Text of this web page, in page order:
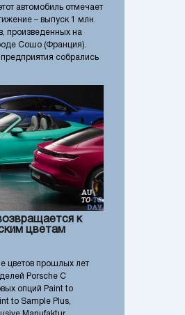
автомобиль отмечает
– выпуск 1 млн.
произведенных на
Сошо (Франция).
собрались
к
цветам
цветов прошлых лет
Porsche С
опций Paint to
to Sample Plus,